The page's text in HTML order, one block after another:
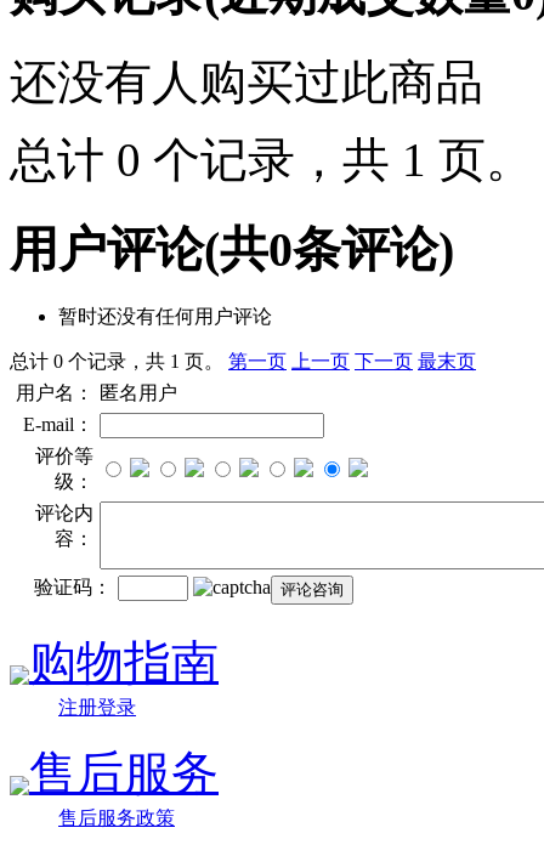
还没有人购买过此商品
总计 0 个记录，共 1 页。
用户评论(共0条评论)
暂时还没有任何用户评论
总计 0 个记录，共 1 页。 第一页 上一页 下一页 最末页
用户名：
匿名用户
E-mail：
评价等
级：
评论内
容：
验证码：
购物指南
注册登录
售后服务
售后服务政策